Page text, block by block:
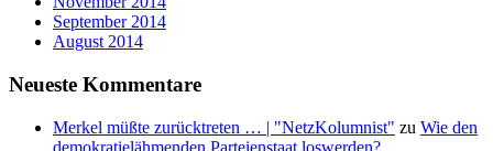
September 2014
August 2014
Neueste Kommentare
Merkel müßte zurücktreten … | "NetzKolumnist" zu Wie den
demokratielähmenden Parteienstaat loswerden?